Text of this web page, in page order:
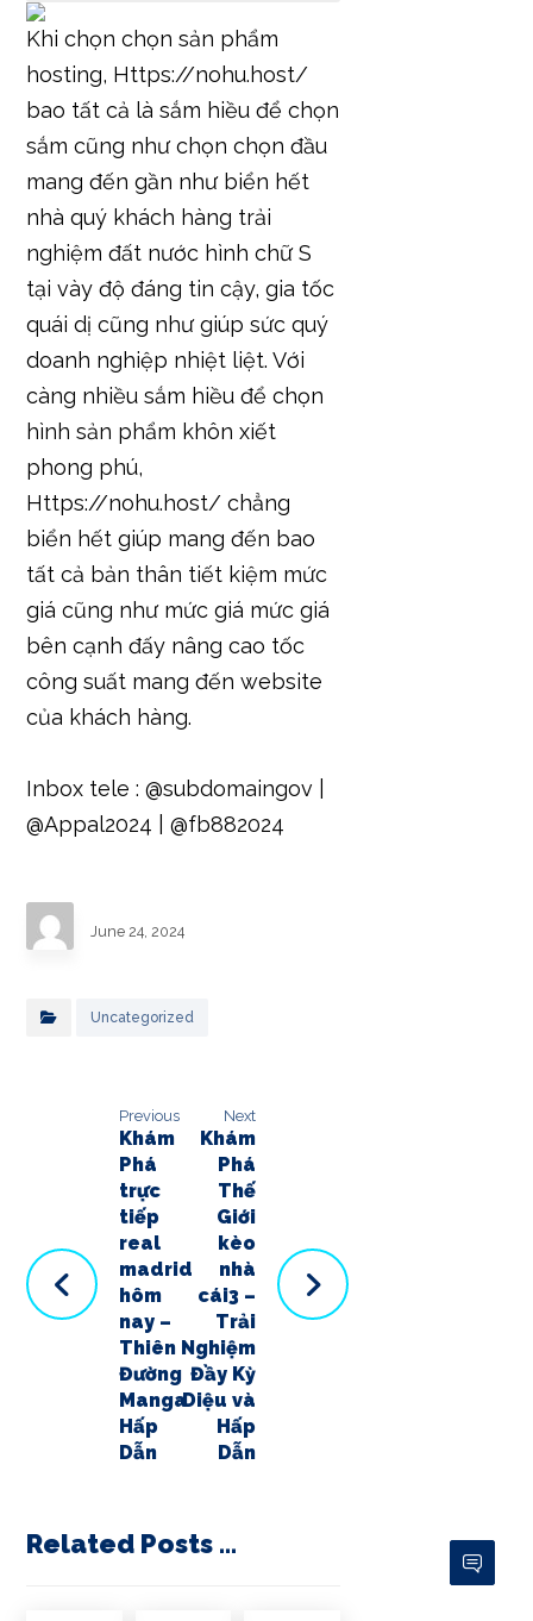
Khi chọn chọn sản phẩm
hosting, Https://nohu.host/
bao tất cả là sắm hiều để chọn
sắm cũng như chọn chọn đầu
mang đến gần như biển hết
nhà quý khách hàng trải
nghiệm đất nước hình chữ S
tại vày độ đáng tin cậy, gia tốc
quái dị cũng như giúp sức quý
doanh nghiệp nhiệt liệt. Với
càng nhiều sắm hiều để chọn
hình sản phẩm khôn xiết
phong phú,
Https://nohu.host/ chẳng
tất cả bản thân tiết kiệm mức
giá cũng như mức giá mức giá
bên cạnh đấy nâng cao tốc
công suất mang đến website
Inbox tele : @subdomaingov |
Previous
Khám
Phá
trực
tiếp
real
madrid
hôm
nay –
Thiên
Đường
Manga
Next
Khám
Phá
Thế
Giới
kèo
nhà
cái3 –
Trải
Nghiệm
Đầy Kỳ
Diệu và